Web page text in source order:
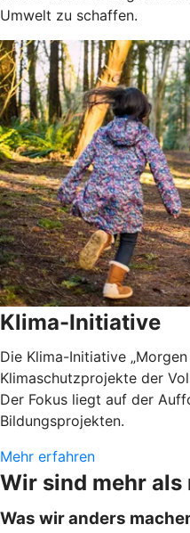
Umwelt zu schaffen.
Klima-Initiative
Die Klima-Initiative
Klimaschutzprojekte der
Der Fokus liegt auf der
Bildungsprojekten.
Mehr erfahren
Wir sind mehr als
Was wir anders